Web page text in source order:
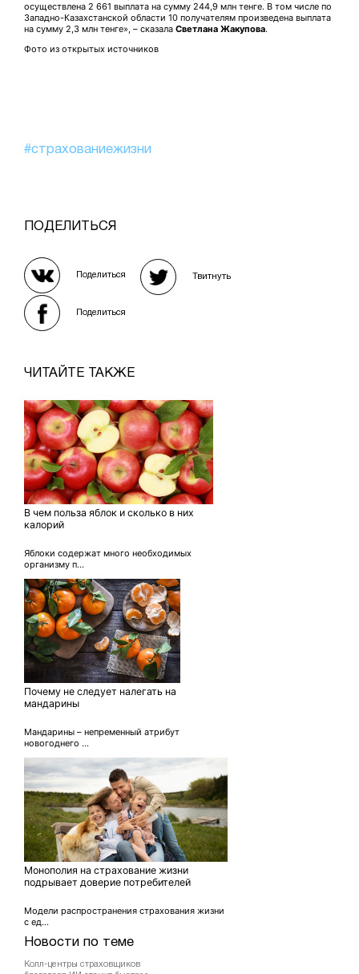
Новости по теме
Колл-центры страховщиков
осуществлена 2 661 выплата на сумму 244,9 млн тенге. В том числе по
Западно-Казахстанской области 10 получателям произведена выплата
на сумму 2,3 млн тенге», – сказала Светлана Жакупова.
Фото из открытых источников
#страхованиежизни
ПОДЕЛИТЬСЯ
Поделиться Твитнуть
Поделиться
ЧИТАЙТЕ ТАКЖЕ
В чем польза яблок и сколько в них
калорий
Яблоки содержат много необходимых
организму п...
Почему не следует налегать на
мандарины
Мандарины – непременный атрибут
новогоднего ...
Монополия на страхование жизни
подрывает доверие потребителей
Модели распространения страхования жизни
с ед...